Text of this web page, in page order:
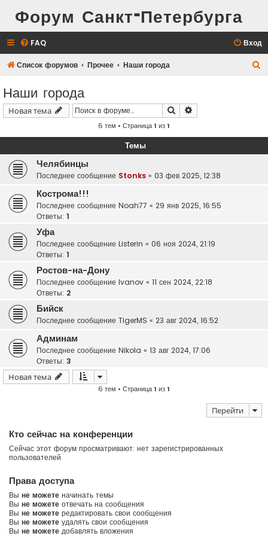
Форум Санкт-Петербурга
FAQ Вход
Список форумов Прочее Наши города
Наши города
Новая тема Поиск
6 тем • Страница1 из1
Темы
Челябинцы
Последнее сообщение Stonks « 03 фев 2025, 12:38
Кострома!!!
Последнее сообщение Noah77 « 29 янв 2025, 16:55
Ответы: 1
Уфа
Последнее сообщение Listerin « 06 ноя 2024, 21:19
Ответы: 1
Ростов-на-Дону
Последнее сообщение Ivanov « 11 сен 2024, 22:18
Ответы: 2
Бийск
Последнее сообщение TigerMS « 23 авг 2024, 16:52
Админам
Последнее сообщение Nikola « 13 авг 2024, 17:06
Ответы: 3
Новая тема
6 тем • Страница1 из1
Перейти
Кто сейчас на конференции
Сейчас этот форум просматривают: нет зарегистрированных
пользователей
Права доступа
Вы не можете начинать темы
Вы не можете отвечать на сообщения
Вы не можете редактировать свои сообщения
Вы не можете удалять свои сообщения
Вы не можете добавлять вложения